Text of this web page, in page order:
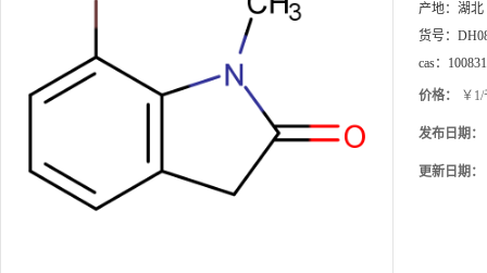
产地： 湖北
货号：
cas：
价格： ￥
发布日期：
更新日期：